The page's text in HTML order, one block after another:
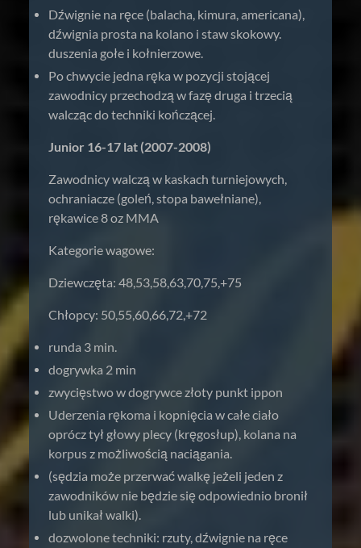
Dźwignie na ręce (balacha, kimura, americana),
dźwignia prosta na kolano i staw skokowy.
duszenia gołe i kołnierzowe.
Po chwycie jedna ręka w pozycji stojącej
zawodnicy przechodzą w fazę druga i trzecią
walcząc do techniki kończącej.
Junior 16-17 lat (2007-2008)
Zawodnicy walczą w kaskach turniejowych,
ochraniacze (goleń, stopa bawełniane),
rękawice 8 oz MMA
Kategorie wagowe:
Dziewczęta: 48,53,58,63,70,75,+75
Chłopcy: 50,55,60,66,72,+72
runda 3 min.
dogrywka 2 min
zwycięstwo w dogrywce złoty punkt ippon
Uderzenia rękoma i kopnięcia w całe ciało
oprócz tył głowy plecy (kręgosłup), kolana na
korpus z możliwością naciągania.
(sędzia może przerwać walkę jeżeli jeden z
zawodników nie będzie się odpowiednio bronił
lub unikał walki).
dozwolone techniki: rzuty, dźwignie na ręce